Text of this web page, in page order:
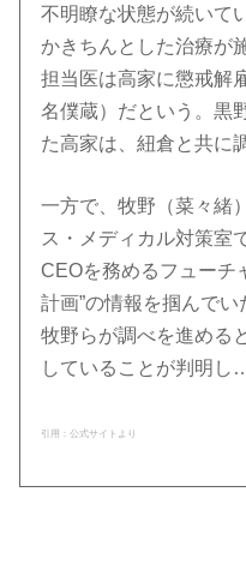
不明瞭な状態が続いて
かきちんとした治療が
担当医は高家に懲戒解
名僕蔵）だという。黒
た高家は、紐倉と共に
一方で、牧野（菜々緒
ス・メディカル対策室
CEOを務めるフューチ
計画”の情報を掴んでい
牧野らが調べを進める
していることが判明し…
引用：公式サイトより